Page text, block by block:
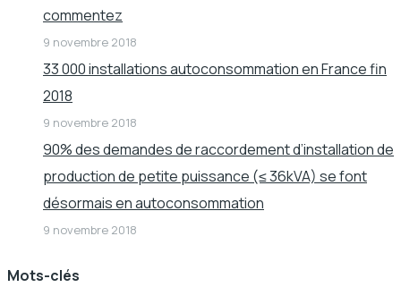
commentez
9 novembre 2018
33 000 installations autoconsommation en France fin
2018
9 novembre 2018
90% des demandes de raccordement d’installation de
production de petite puissance (≤ 36kVA) se font
désormais en autoconsommation
9 novembre 2018
Mots-clés